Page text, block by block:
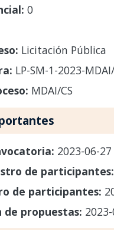
0
Licitación Pública
LP-SM-1-2023-
MDAI/CS
2023-06-
de participantes:
de participantes:
de propuestas: